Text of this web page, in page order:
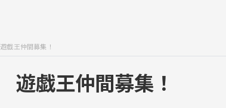
遊戯王仲間募集！
遊戯王仲間募集！